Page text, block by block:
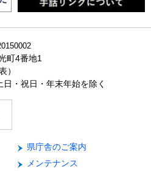
町4番地1
）
・祝日・年末年始を除く
県庁舎のご案内
メンテナンス